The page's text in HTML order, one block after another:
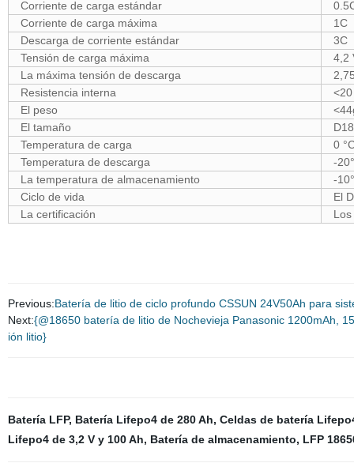
Corriente de carga estándar
Corriente de carga máxima
1C
Descarga de corriente estándar
3C
Tensión de carga máxima
4,2
La máxima tensión de descarga
Resistencia interna
El peso
El tamaño
Temperatura de carga
0
Temperatura de descarga
-
La temperatura de almacenamiento
-
Ciclo de vida
El
La certificación
Previous:Batería de litio de ciclo profundo CSSUN 24V50Ah para
Next:{@18650 batería de litio de Nochevieja Panasonic 1200mAh,
ión litio}
Batería LFP, Batería Lifepo4 de 280 Ah, Celdas de batería
Lifepo4 de 3,2 V y 100 Ah, Batería de almacenamiento, LFP